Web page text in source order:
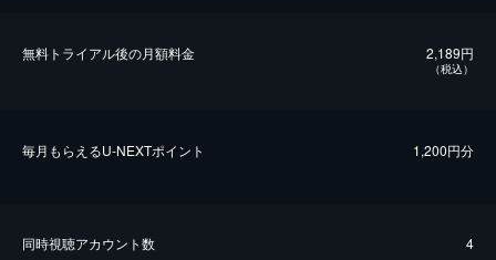
無料トライアル後の⽉額料金 2,189円
（税込）
毎⽉もらえるU-NEXTポイント 1,200円分
同時視聴アカウント数 4